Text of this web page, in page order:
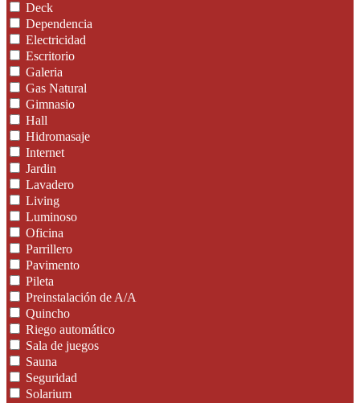
Deck
Dependencia
Electricidad
Escritorio
Galeria
Gas Natural
Gimnasio
Hall
Hidromasaje
Internet
Jardin
Lavadero
Living
Luminoso
Oficina
Parrillero
Pavimento
Pileta
Preinstalación de A/A
Quincho
Riego automático
Sala de juegos
Sauna
Seguridad
Solarium